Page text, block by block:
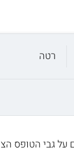
רטה
גבי הטופס